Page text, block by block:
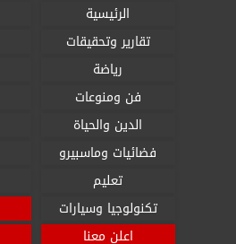
الرئيسية
تقارير وتحقيقات
رياضة
فن ومنوعات
الدين والحياة
فضائيات وماسبيرو
تعليم
تكنولوجيا وسيارات
اعلن معنا